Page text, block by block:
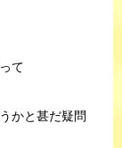
て
かと甚だ疑問